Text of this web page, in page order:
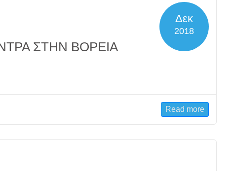
Δεκ
2018
ΣΤΗΝ ΒΟΡΕΙΑ
Read more